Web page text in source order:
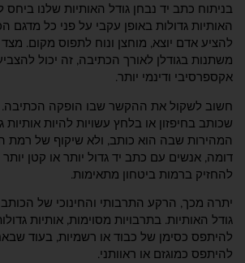
בניתוח כתב יד נבחן גודל האותיות שלנו
האותיות גדולות באופן עקבי על פני כל מדגם
להציע אדם יוצא, מוחצן ונוח לתפוס מקום.
משתנות בגודלן לאורך הכתיבה, זה יכול
אקספרסיבי ודינמי יותר.
חשוב לשקול את ההקשר שבו הופקה הכתיבה.
שכותב בחיפזון או בלחץ עשויות להיות אותיות
המהירות שבה הוא כותב, ולא שיקוף של רמת
דומה, אנשים עם כתב יד גדול יותר או קטן
להחזיק ברמות ביטחון מתאימות.
יתרה מכך, הרקע התרבותי והחינוכי של
גודל האותיות. בתרבויות מסוימות, אותיות
להיתפס כסימן של כבוד או רשמיות, בעוד
להיתפס כמוגזם או ראוותני.